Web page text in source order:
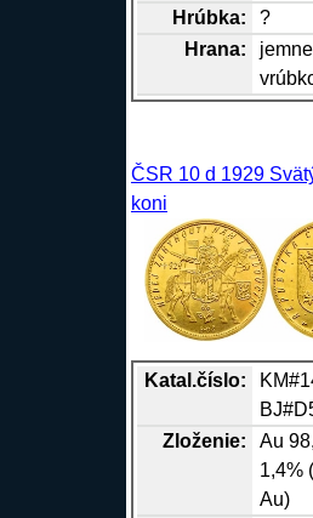
Hrúbka:
?
Hrana:
jemne
ČSR 10 d 1929
koni
Katal.číslo:
Zloženie:
Au
1,4%
Au)